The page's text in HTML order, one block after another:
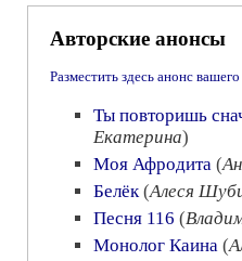
Авторские анонсы
Разместить здесь анонс
Ты повторишь
Екатерина)
Моя Афродита (
Белёк(Алеся
Песня 116 (
Монолог Каина (